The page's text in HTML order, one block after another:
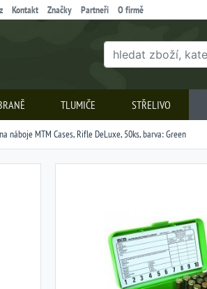
Kontakt Značky Partneři O firmě
TLUMIČE STŘELIVO
náboje MTM Cases, Rifle DeLuxe, 50ks, barva: Green